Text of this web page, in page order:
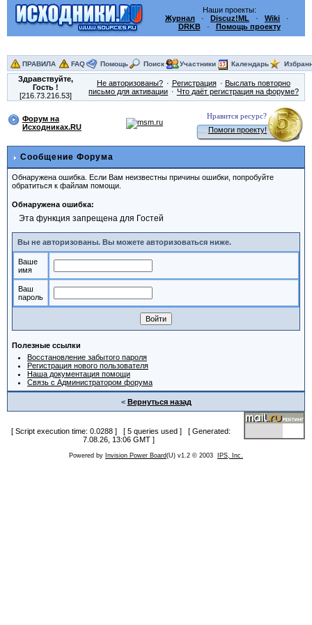
Наши проекты:
Журнал · Discuz!ML · Wiki ·
DRKB· Помощь проекту
ПРАВИЛА FAQ Помощь Поиск Участники Календарь
Здравствуйте,
Гость!
[216.73.216.53]
Не авторизованы? Регистрация
Выслать повторно
письмо для активации
Что даёт регистрация на форуме?
Форум на
Исходниках.RU
Нравится ресурс?
Помоги проекту!
Сообщение Форума
Обнаружена ошибка. Если Вам неизвестны причины ошибки, попробуйте
обратиться к файлам помощи.
Обнаружена ошибка:
Эта функция запрещена для Гостей
Вы не авторизованы. Вы можете авторизоваться ниже.
Ваше
имя
Ваш
пароль
Полезные ссылки
Восстановление забытого пароля
Регистрация нового пользователя
Наша документация помощи
Связь с Администратором форума
< Вернуться назад
[ Script execution time: 0.0288 ] [ 5 queries used ] [ Generated:
7.08.26, 13:06 GMT ]
Powered by Invision Power Board(U) v1.2 © 2003 IPS, Inc.